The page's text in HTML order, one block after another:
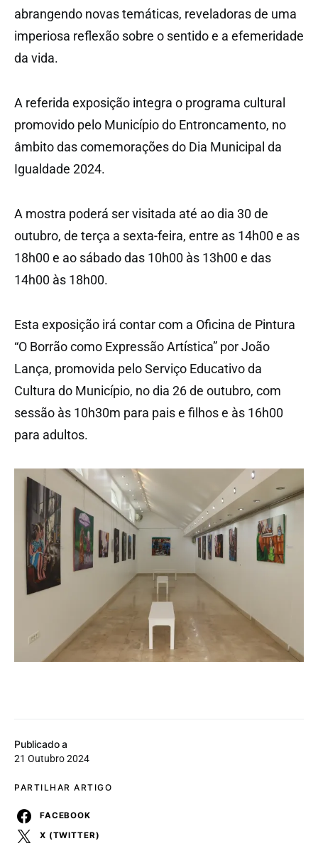
Publicado a
21 Outubro 2024
PARTILHAR ARTIGO
FACEBOOK
X (TWITTER)
abrangendo novas temáticas, reveladoras de uma
imperiosa reflexão sobre o sentido e a efemeridade
da vida.
A referida exposição integra o programa cultural
promovido pelo Município do Entroncamento, no
âmbito das comemorações do Dia Municipal da
Igualdade 2024.
A mostra poderá ser visitada até ao dia 30 de
outubro, de terça a sexta-feira, entre as 14h00 e as
18h00 e ao sábado das 10h00 às 13h00 e das
14h00 às 18h00.
Esta exposição irá contar com a Oficina de Pintura
“O Borrão como Expressão Artística” por João
Lança, promovida pelo Serviço Educativo da
Cultura do Município, no dia 26 de outubro, com
sessão às 10h30m para pais e filhos e às 16h00
para adultos.